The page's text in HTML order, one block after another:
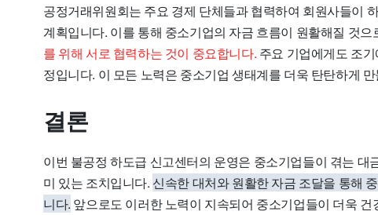
공정거래위원회는 주요 경제 단체들과 협력하여 회원사들이
계획입니다. 이를 통해 중소기업의 자금 흐름이 원활해질 것으
를 위해 서로 협력하는 것이 중요합니다. 주요 기업에게도 조
정입니다. 이 모든 노력은 중소기업 생태계를 더욱 탄탄하게
결론
이번 불공정 하도급 신고센터의 운영은 중소기업들이 겪는 대
미 있는 조치입니다. 신속한 대처와 원활한 자금 조달을 통해
니다. 앞으로도 이러한 노력이 지속되어 중소기업들이 더욱